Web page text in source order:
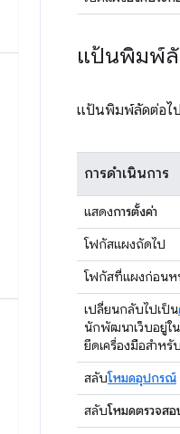
แป้นพิมพ์ลั
แป้นพิมพ์ลัดต่อไ
การดำเนินการ
แสดงการตั้งค่า
โฟกัสแผงถัดไป
โฟกัสที่แผงก่อนห
เปลี่ยนกลับไปเป็น
นักพัฒนาเว็บอยู่ใ
ยึดเครื่องมือสำห
สลับโหมดอุปกรณ์
สลับโหมดตรวจส